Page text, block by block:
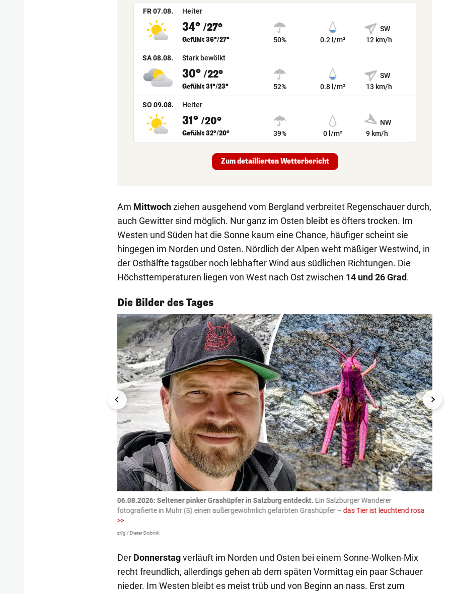
FR 07.08. Heiter
34°/27°
Gefühlt 36°/27° 50% 0.2 l/m²
SW
12 km/h
SA 08.08. Stark bewölkt
30°/22°
Gefühlt 31°/23° 52% 0.8 l/m²
SW
13 km/h
SO 09.08. Heiter
31°/20°
Gefühlt 32°/20° 39% 0 l/m²
NW
9 km/h
Zum detaillierten Wetterbericht
Am Mittwochziehen ausgehend vom Bergland verbreitet Regenschauer durch,
auch Gewitter sind möglich. Nur ganz im Osten bleibt es öfters trocken. Im
Westen und Süden hat die Sonne kaum eine Chance, häufiger scheint sie
hingegen im Norden und Osten. Nördlich der Alpen weht mäßiger Westwind, in
der Osthälfte tagsüber noch lebhafter Wind aus südlichen Richtungen. Die
Höchsttemperaturen liegen von West nach Ost zwischen 14 und 26 Grad.
Die Bilder des Tages
1/54
06.08.2026: Seltener pinker Grashüpfer in Salzburg entdeckt. Ein Salzburger Wanderer
fotografierte in Muhr (S) einen außergewöhnlich gefärbten Grashüpfer – das Tier ist leuchtend rosa
>>
zVg / Dieter Dobnik
Der Donnerstagverläuft im Norden und Osten bei einem Sonne-Wolken-Mix
recht freundlich, allerdings gehen ab dem späten Vormittag ein paar Schauer
nieder. Im Westen bleibt es meist trüb und von Beginn an nass. Erst zum